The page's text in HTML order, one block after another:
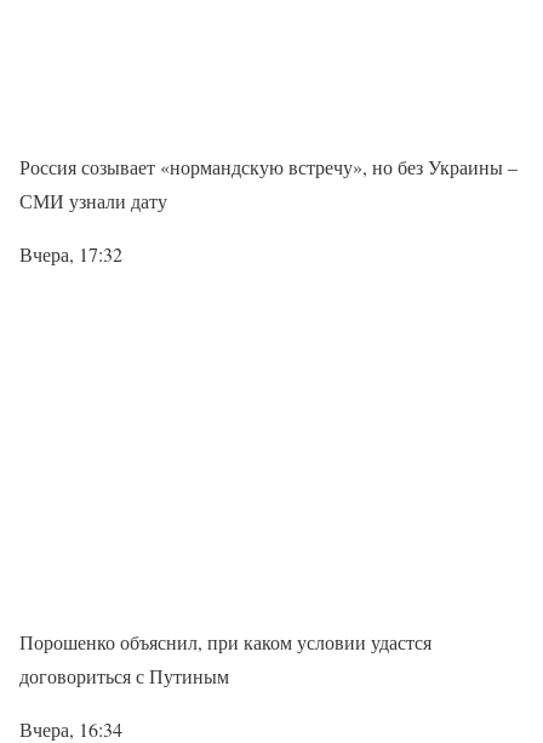
Россия созывает «нормандскую встречу», но без Украины –
СМИ узнали дату
Вчера, 17:32
Порошенко объяснил, при каком условии удастся
договориться с Путиным
Вчера, 16:34